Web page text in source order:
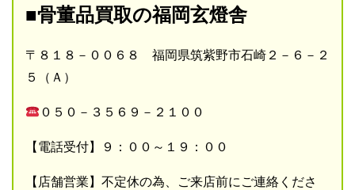
■骨董品買取の福岡玄燈舎
〒８１８－００６８ 福岡県筑紫野市石崎２－６－２
５（Ａ）
０５０－３５６９－２１００
【電話受付】９：００～１９：００
【店舗営業】不定休の為、ご来店前にご連絡くださ